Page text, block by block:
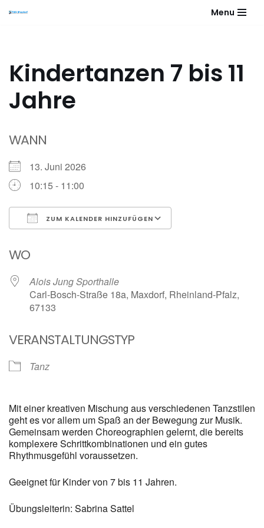
Menu
Kindertanzen 7 bis 11
Jahre
WANN
13. Juni 2026
10:15 - 11:00
ZUM KALENDER HINZUFÜGEN
WO
Alois Jung Sporthalle
Carl-Bosch-Straße 18a, Maxdorf, Rheinland-Pfalz,
67133
VERANSTALTUNGSTYP
Tanz
Mit einer kreativen Mischung aus verschiedenen Tanzstilen
geht es vor allem um Spaß an der Bewegung zur Musik.
Gemeinsam werden Choreographien gelernt, die bereits
komplexere Schrittkombinationen und ein gutes
Rhythmusgefühl voraussetzen.
Geeignet für Kinder von 7 bis 11 Jahren.
Übungsleiterin: Sabrina Sattel